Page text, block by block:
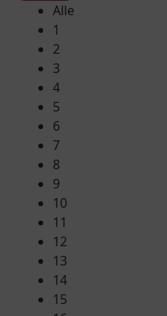
Alle
1
2
3
4
5
6
7
8
9
10
11
12
13
14
15